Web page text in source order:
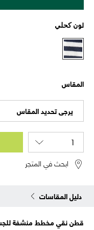
لون كحلي
المقاس
يرجى تحديد المقاس
ابحث في المتجر
دليل المقاسات
قطن نقي مخطط منشفة للجسم